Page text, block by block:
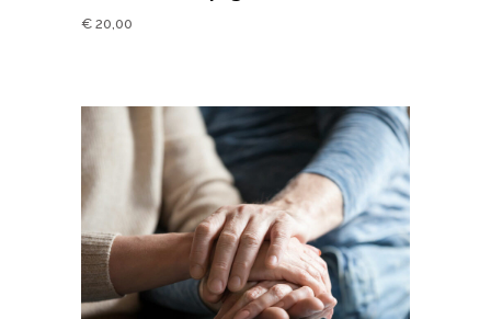
€ 20,00